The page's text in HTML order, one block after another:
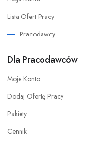
Lista Ofert Pracy
Pracodawcy
Dla Pracodawców
Moje Konto
Dodaj Ofertę Pracy
Pakiety
Cennik